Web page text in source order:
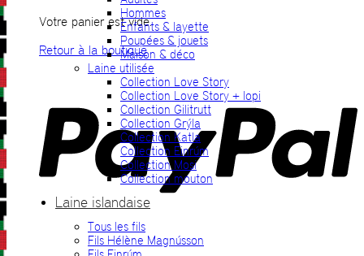
Votre panier est vide.
Retour à la boutique
Hommes
Enfants & layette
Poupées & jouets
Maison & déco
Laine utilisée
Collection Love Story
Collection Love Story + lopi
Collection Gilitrutt
Collection Grýla
Collection Katla
Collection Einrúm
Collection Mosi
Collection mouton
Laine islandaise
Tous les fils
Fils Hélène Magnússon